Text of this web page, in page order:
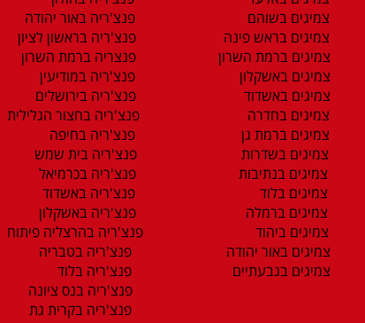
צמיגים בשוהם
צמיגים בראש פינה
צמיגים ברמת השרון
צמיגים באשקלון
צמיגים באשדוד
צמיגים בחדרה
צמיגים ברמת גן
צמיגים בשדרות
צמיגים בנתיבות
צמיגים בלוד
צמיגים ברמלה
צמיגים ביהוד
צמיגים באור יהודה
צמיגים בגבעתיים
פנצ'ריה באור יהודה
פנצ'ריה בראשון לציון
פנצריה ברמת השרון
פנצ'ריה במודיעין
פנצ'ריה בירושלים
פנצ'ריה בחצור הגלילית
פנצ'ריה בחיפה
פנצ'ריה בית שמש
פנצ'ריה בכרמיאל
פנצ'ריה באשדוד
פנצ'ריה באשקלון
פנצ'ריה בהרצליה פיתוח
פנצ'ריה בטבריה
פנצ'ריה בלוד
פנצ'ריה בנס ציונה
פנצ'ריה בקרית גת